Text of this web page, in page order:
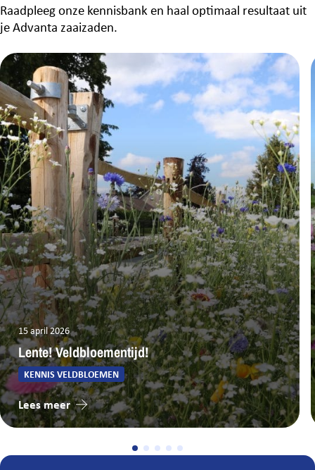
Profytodsd Emmeloord
Profytodsd Swifterbant
Swifterbant
Profytodsd Uithuizen
Uithuizen
Schieven Gewasbescherming & Zaden
Wijnbergen
Telermaat Boskoop
Boskoop
Telermaat Hengelo
Hengelo
Telermaat Zundert
Zundert
Thomassen Plant Protection
Margraten
Raadpleeg onze kennisbank en haal optimaal resultaat uit
je Advanta zaaizaden.
15 april 2026
Lente! Veldbloementijd!
KENNIS VELDBLOEMEN
Lees meer